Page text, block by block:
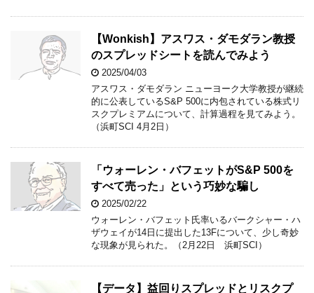
【Wonkish】アスワス・ダモダラン教授
のスプレッドシートを読んでみよう
2025/04/03
アスワス・ダモダラン ニューヨーク大学教授が継続
的に公表しているS&P 500に内包されている株式リ
スクプレミアムについて、計算過程を見てみよう。
（浜町SCI 4月2日）
「ウォーレン・バフェットがS&P 500を
すべて売った」という巧妙な騙し
2025/02/22
ウォーレン・バフェット氏率いるバークシャー・ハ
ザウェイが14日に提出した13Fについて、少し奇妙
な現象が見られた。（2月22日 浜町SCI）
【データ】益回りスプレッドとリスクプ